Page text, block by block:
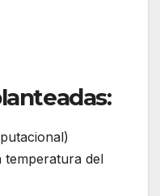
temperatura del